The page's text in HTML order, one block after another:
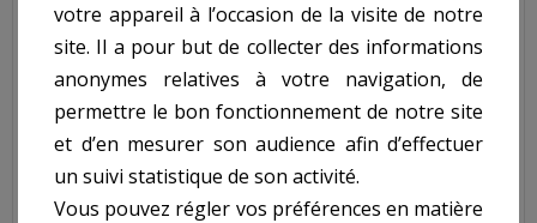
Jupiter Titan - Pour Vanne Jupiter Titan - N° 2 - Dessus vanne
avec sérigraphie 2 pouces
Code : 101D215
Sur image , N° 2
votre appareil à l’occasion de la visite de notre
site. Il a pour but de collecter des informations
anonymes relatives à votre navigation, de
permettre le bon fonctionnement de notre site
et d’en mesurer son audience afin d’effectuer
un suivi statistique de son activité.
Vous pouvez régler vos préférences en matière